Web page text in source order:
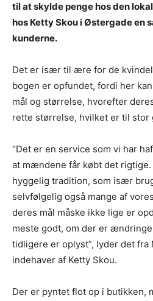
til at skylde penge hos den
hos Ketty Skou i Østergade en
kunderne.
Det er især til ære for de
bogen er opfundet, fordi her
mål og størrelse, hvorefter
rette størrelse, hvilket er til stor
“Det er en service som vi har
at mændene får købt det rigtige.
hyggelig tradition, som især
selvfølgelig også mange af
deres mål måske ikke lige er
meste godt, om der er
tidligere er oplyst”, lyder det fra
indehaver af Ketty Skou.
Der er pyntet flot op i butikken,